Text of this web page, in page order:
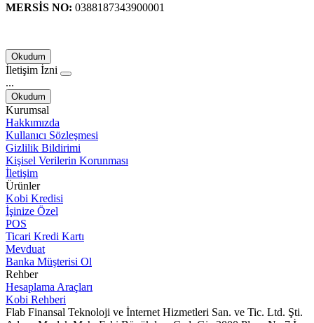
MERSİS NO: 0388187343900001
Okudum
İletişim İzni
...
Okudum
Kurumsal
Hakkımızda
Kullanıcı Sözleşmesi
Gizlilik Bildirimi
Kişisel Verilerin Korunması
İletişim
Ürünler
Kobi Kredisi
İşinize Özel
POS
Ticari Kredi Kartı
Mevduat
Banka Müşterisi Ol
Rehber
Hesaplama Araçları
Kobi Rehberi
Flab Finansal Teknoloji ve İnternet Hizmetleri San. ve Tic. Ltd. Şti.